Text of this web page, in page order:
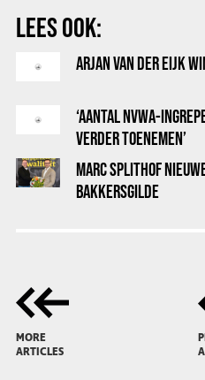
LEES OOK:
ARJAN VAN DER EIJK
‘AANTAL NVWA-
VERDER TOENEMEN’
MARC SPLITHOF
BAKKERSGILDE
MORE
ARTICLES